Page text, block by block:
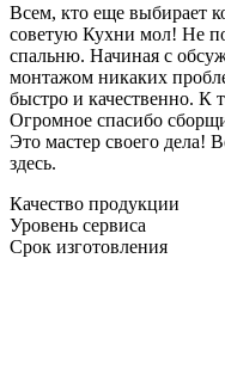
Всем, кто еще выбирает
советую Кухни мол! Не
спальню. Начиная с
монтажом никаких
быстро и качественно. К
Огромное спасибо
Это мастер своего дела!
здесь.
Качество продукции
Уровень сервиса
Срок изготовления